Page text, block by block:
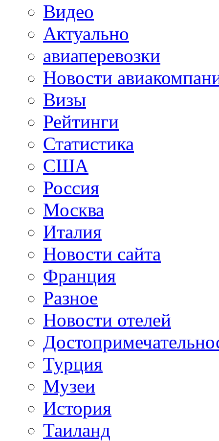
Видео
Актуально
авиаперевозки
Новости
Визы
Рейтинги
Статистика
США
Россия
Москва
Италия
Новости сайта
Франция
Разное
Новости отелей
Турция
Музеи
История
Таиланд